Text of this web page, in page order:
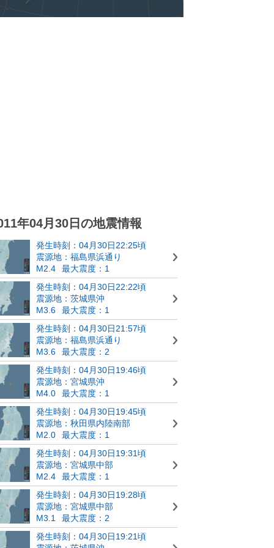
年04月30日の地震情報
発生時刻：04月30日22:25頃
震源地：福島県浜通り
M2.4
最大震度：1
発生時刻：04月30日22:22頃
震源地：茨城県沖
M3.6
最大震度：1
発生時刻：04月30日21:57頃
震源地：福島県浜通り
M3.6
最大震度：2
発生時刻：04月30日19:46頃
震源地：宮城県沖
M4.0
最大震度：1
発生時刻：04月30日19:45頃
震源地：秋田県内陸南部
M2.0
最大震度：1
発生時刻：04月30日19:31頃
震源地：宮城県中部
M2.4
最大震度：1
発生時刻：04月30日19:28頃
震源地：宮城県中部
M3.1
最大震度：2
発生時刻：04月30日19:21頃